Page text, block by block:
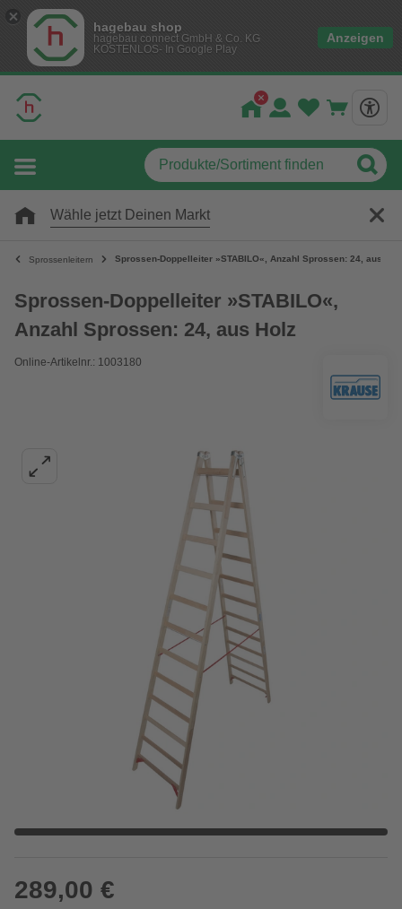
hagebau shop
hagebau connect GmbH & Co. KG
KOSTENLOS- In Google Play
Anzeigen
Wähle jetzt Deinen Markt
Sprossenleitern Sprossen-Doppelleiter »STABILO«, Anzahl Sprossen: 24, aus
Sprossen-Doppelleiter »STABILO«,
Anzahl Sprossen: 24, aus Holz
Online-Artikelnr.: 1003180
289,00 €